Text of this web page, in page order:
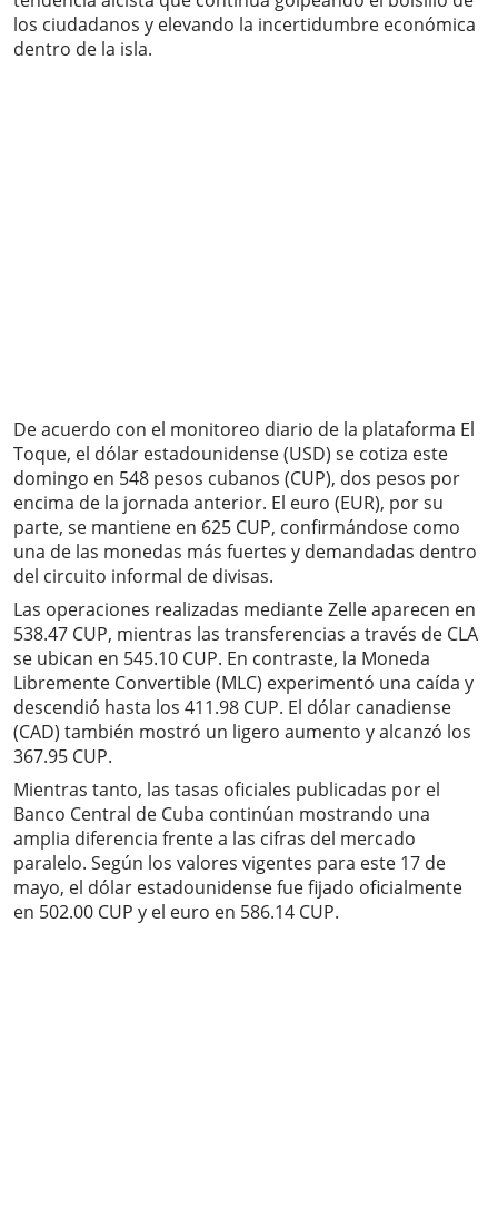
los ciudadanos y elevando la incertidumbre económica
dentro de la isla.
De acuerdo con el monitoreo diario de la plataforma El
Toque, el dólar estadounidense (USD) se cotiza este
domingo en 548 pesos cubanos (CUP), dos pesos por
encima de la jornada anterior. El euro (EUR), por su
parte, se mantiene en 625 CUP, confirmándose como
una de las monedas más fuertes y demandadas dentro
del circuito informal de divisas.
Las operaciones realizadas mediante Zelle aparecen en
538.47 CUP, mientras las transferencias a través de CLA
se ubican en 545.10 CUP. En contraste, la Moneda
Libremente Convertible (MLC) experimentó una caída y
descendió hasta los 411.98 CUP. El dólar canadiense
(CAD) también mostró un ligero aumento y alcanzó los
367.95 CUP.
Mientras tanto, las tasas oficiales publicadas por el
Banco Central de Cuba continúan mostrando una
amplia diferencia frente a las cifras del mercado
paralelo. Según los valores vigentes para este 17 de
mayo, el dólar estadounidense fue fijado oficialmente
en 502.00 CUP y el euro en 586.14 CUP.